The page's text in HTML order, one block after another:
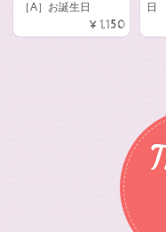
［A］お誕生日
¥1,150
日
フ